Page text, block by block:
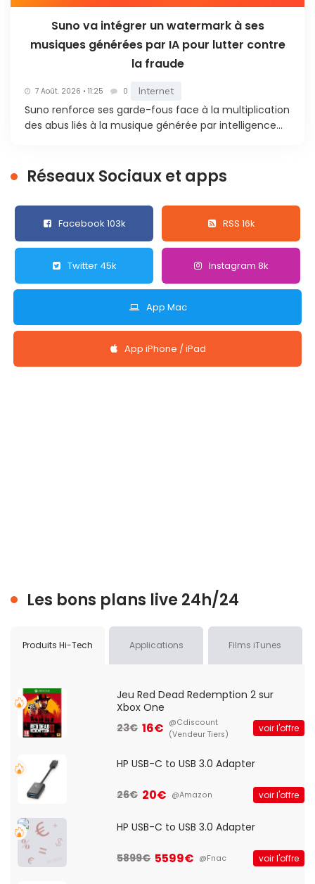
Suno va intégrer un watermark à ses
musiques générées par IA pour lutter contre
la fraude
7 Août. 2026 • 11:25 0 Internet
Suno renforce ses garde-fous face à la multiplication
des abus liés à la musique générée par intelligence...
Réseaux Sociaux et apps
Facebook 103k RSS 16k
Twitter 45k Instagram 8k
App Mac
App iPhone / iPad
Les bons plans live 24h/24
Produits Hi-Tech Applications Films iTunes
Jeu Red Dead Redemption 2 sur
Xbox One
23€ 16€ @Cdiscount
(Vendeur Tiers)
voir l'offre
HP USB-C to USB 3.0 Adapter
26€ 20€ @Amazon voir l'offre
HP USB-C to USB 3.0 Adapter
5899€ 5599€ @Fnac voir l'offre